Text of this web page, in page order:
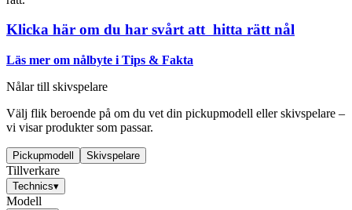
Klicka här om du har svårt att hitta rätt nål
Läs mer om nålbyte i Tips & Fakta
Nålar till skivspelare
Välj flik beroende på om du vet din pickupmodell eller skivspelare –
vi visar produkter som passar.
Pickupmodell Skivspelare
Tillverkare
Technics▾
Modell